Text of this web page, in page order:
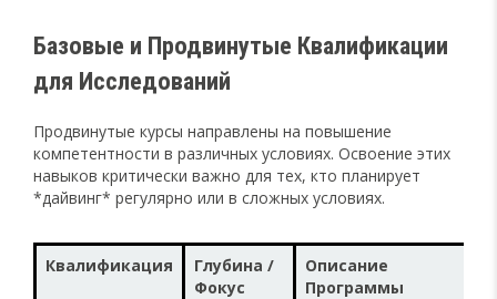
Базовые и Продвинутые Квалификации
для Исследований
Продвинутые курсы направлены на повышение
компетентности в различных условиях. Освоение этих
навыков критически важно для тех, кто планирует
*дайвинг* регулярно или в сложных условиях.
Квалификация
Глубина /
Фокус
Описание
Программы